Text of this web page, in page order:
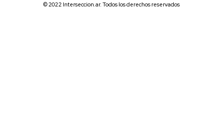
© 2022 Interseccion.ar. Todos los derechos reservados